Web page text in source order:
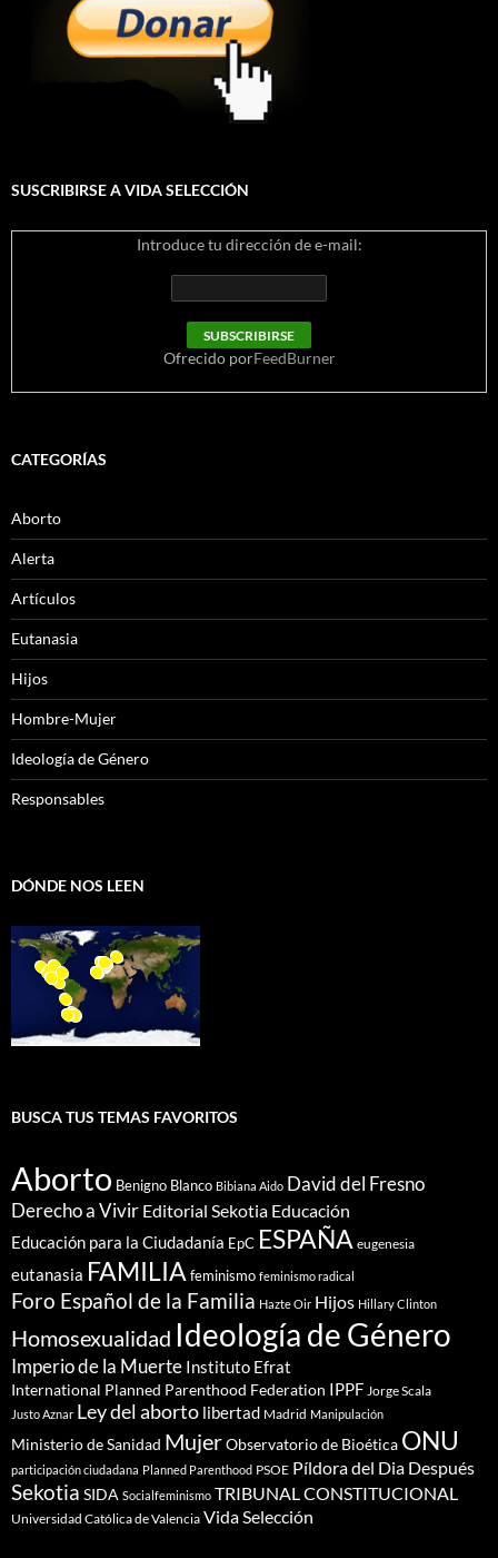
SUSCRIBIRSE A VIDA SELECCIÓN
Introduce tu dirección de e-mail:
Ofrecido porFeedBurner
CATEGORÍAS
Aborto
Alerta
Artículos
Eutanasia
Hijos
Hombre-Mujer
Ideología de Género
Responsables
DÓNDE NOS LEEN
BUSCA TUS TEMAS FAVORITOS
Aborto Benigno Blanco Bibiana Aido David del Fresno
Derecho a Vivir Editorial Sekotia Educación
Educación para la Ciudadanía EpC ESPAÑA eugenesia
eutanasia FAMILIA feminismo feminismo radical
Foro Español de la Familia Hazte Oir Hijos Hillary Clinton
Homosexualidad Ideología de Género
Imperio de la Muerte Instituto Efrat
International Planned Parenthood Federation IPPF Jorge Scala
Justo Aznar Ley del aborto libertad Madrid Manipulación
Ministerio de Sanidad MujerObservatorio de Bioética ONU
participación ciudadana Planned Parenthood PSOE Píldora del Dia Después
Sekotia SIDA Socialfeminismo TRIBUNAL CONSTITUCIONAL
Universidad Católica de Valencia Vida Selección